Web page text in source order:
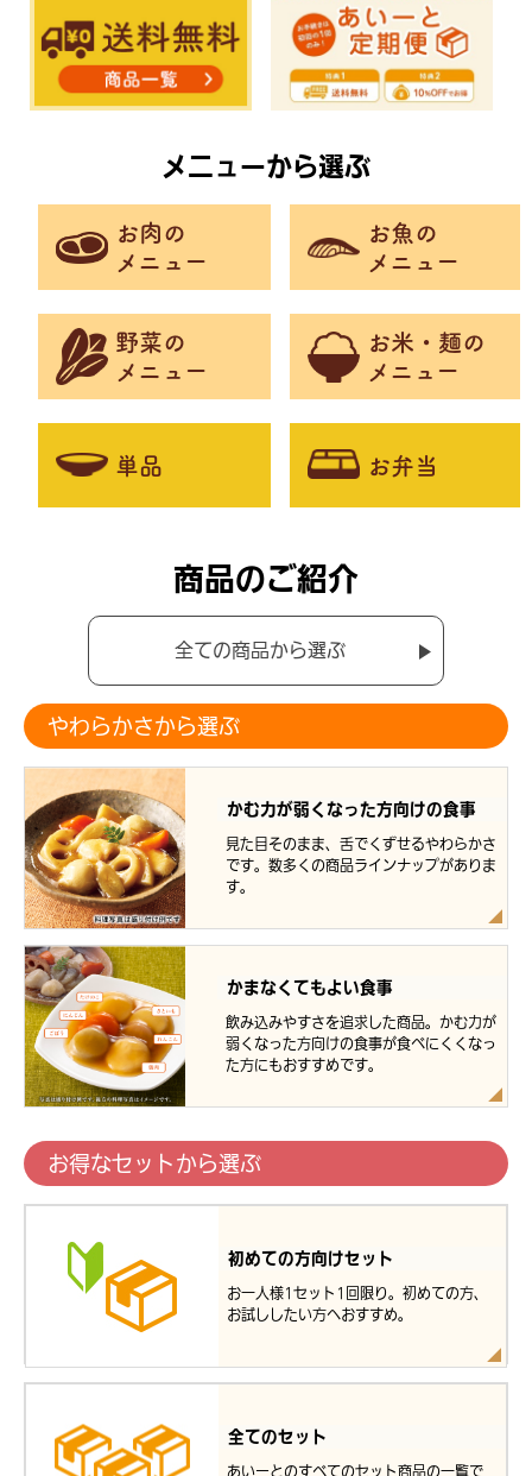
メニューから選ぶ
お肉の
メニュー
お魚の
メニュー
野菜の
メニュー
お米・麺の
メニュー
単品 お弁当
商品のご紹介
全ての商品から選ぶ
やわらかさから選ぶ
かむ力が弱くなった方向けの食事
見た目そのまま、舌でくずせるやわらかさ
です。数多くの商品ラインナップがありま
す。
かまなくてもよい食事
飲み込みやすさを追求した商品。かむ力が
弱くなった方向けの食事が食べにくくなっ
た方にもおすすめです。
お得なセットから選ぶ
初めての方向けセット
お一人様1セット1回限り。初めての方、
お試ししたい方へおすすめ。
全てのセット
あいーとのすべてのセット商品の一覧で